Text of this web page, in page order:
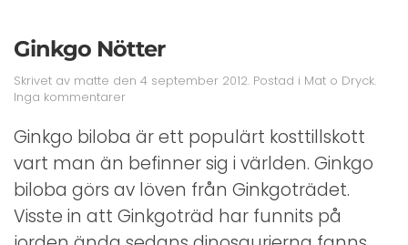
Ginkgo Nötter
Skrivet av matte den 4 september 2012. Postad i Mat o Dryck.
Inga kommentarertill
Nötter
Ginkgo biloba är ett populärt kosttillskott
vart man än befinner sig i världen. Ginkgo
biloba görs av löven från Ginkgoträdet.
Visste in att Ginkgoträd har funnits på